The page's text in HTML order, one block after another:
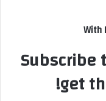
With
Subscribe
get